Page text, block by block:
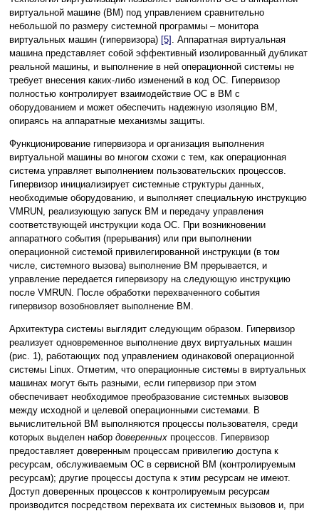
виртуальной машине (ВМ) под управлением сравнительно
небольшой по размеру системной программы – монитора
виртуальных машин (гипервизора) [5] . Аппаратная виртуальная
машина представляет собой эффективный изолированный дубликат
реальной машины, и выполнение в ней операционной системы не
требует внесения каких-либо изменений в код ОС. Гипервизор
полностью контролирует взаимодействие ОС в ВМ с
оборудованием и может обеспечить надежную изоляцию ВМ,
опираясь на аппаратные механизмы защиты.
Функционирование гипервизора и организация выполнения
виртуальной машины во многом схожи с тем, как операционная
система управляет выполнением пользовательских процессов.
Гипервизор инициализирует системные структуры данных,
необходимые оборудованию, и выполняет специальную инструкцию
VMRUN, реализующую запуск ВМ и передачу управления
соответствующей инструкции кода ОС. При возникновении
аппаратного события (прерывания) или при выполнении
операционной системой привилегированной инструкции (в том
числе, системного вызова) выполнение ВМ прерывается, и
управление передается гипервизору на следующую инструкцию
после VMRUN. После обработки перехваченного события
гипервизор возобновляет выполнение ВМ.
Архитектура системы выглядит следующим образом. Гипервизор
реализует одновременное выполнение двух виртуальных машин
(рис. 1), работающих под управлением одинаковой операционной
системы Linux. Отметим, что операционные системы в виртуальных
машинах могут быть разными, если гипервизор при этом
обеспечивает необходимое преобразование системных вызовов
между исходной и целевой операционными системами. В
вычислительной ВМ выполняются процессы пользователя, среди
которых выделен набор доверенных процессов. Гипервизор
предоставляет доверенным процессам привилегию доступа к
ресурсам, обслуживаемым ОС в сервисной ВМ (контролируемым
ресурсам); другие процессы доступа к этим ресурсам не имеют.
Доступ доверенных процессов к контролируемым ресурсам
производится посредством перехвата их системных вызовов и, при